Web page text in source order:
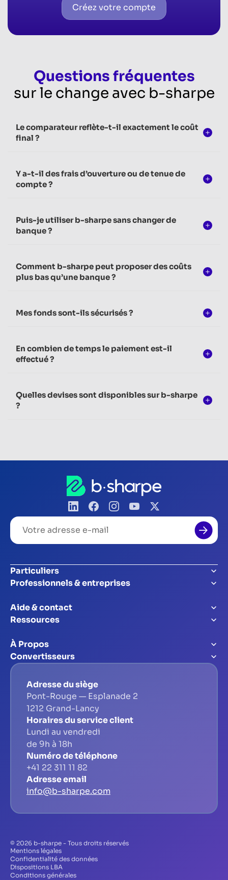
Créez votre compte
Questions fréquentes
sur le change avec b-sharpe
Le comparateur reflète-t-il exactement le coût
final ?
Y a-t-il des frais d’ouverture ou de tenue de
compte ?
Puis-je utiliser b-sharpe sans changer de
banque ?
Comment b-sharpe peut proposer des coûts
plus bas qu’une banque ?
Mes fonds sont-ils sécurisés ?
En combien de temps le paiement est-il
effectué ?
Quelles devises sont disponibles sur b-sharpe
?
Votre
adresse
e-
Particuliers
Professionnels & entreprises
Aide & contact
Ressources
À Propos
Convertisseurs
Adresse du siège
Pont-Rouge — Esplanade 2
1212 Grand-Lancy
Horaires du service client
Lundi au vendredi
de 9h à 18h
Numéro de téléphone
+41 22 311 11 82
Adresse email
info@b-sharpe.com
© 2026 b-sharpe - Tous droits réservés
Mentions légales
Confidentialité des données
Dispositions LBA
Conditions générales